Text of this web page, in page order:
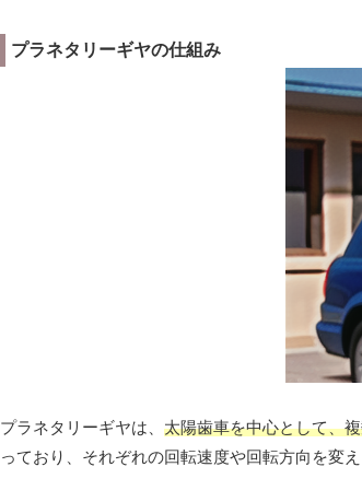
プラネタリーギヤの仕組み
プラネタリーギヤは、 太陽歯車を中心として、
っており、それぞれの回転速度や回転方向を変